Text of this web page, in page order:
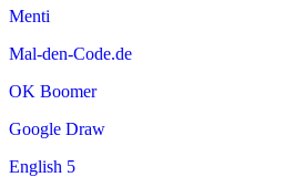
Menti
Mal-den-Code.de
OK Boomer
Google Draw
English 5